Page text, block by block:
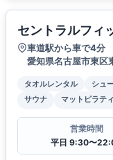
セントラルフィ
車道駅から車で4分
愛知県名古屋市東
タオルレンタル シュ
サウナ
マットピラテ
営業時間
平日 9:30〜